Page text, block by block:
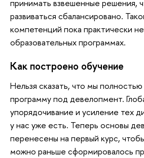
принимать взвешенные решения,
развиваться сбалансировано.
компетенций пока практически
образовательных программах.
Как построено обучение
Нельзя сказать, что мы
программу под девелопмент.
упорядочивание и усиление тех
у нас уже есть. Теперь основы
перенесены на первый курс,
можно раньше сформировалось